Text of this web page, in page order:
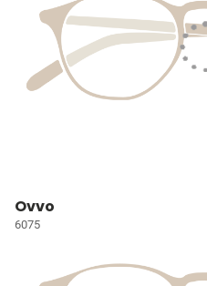
Ovvo
6075